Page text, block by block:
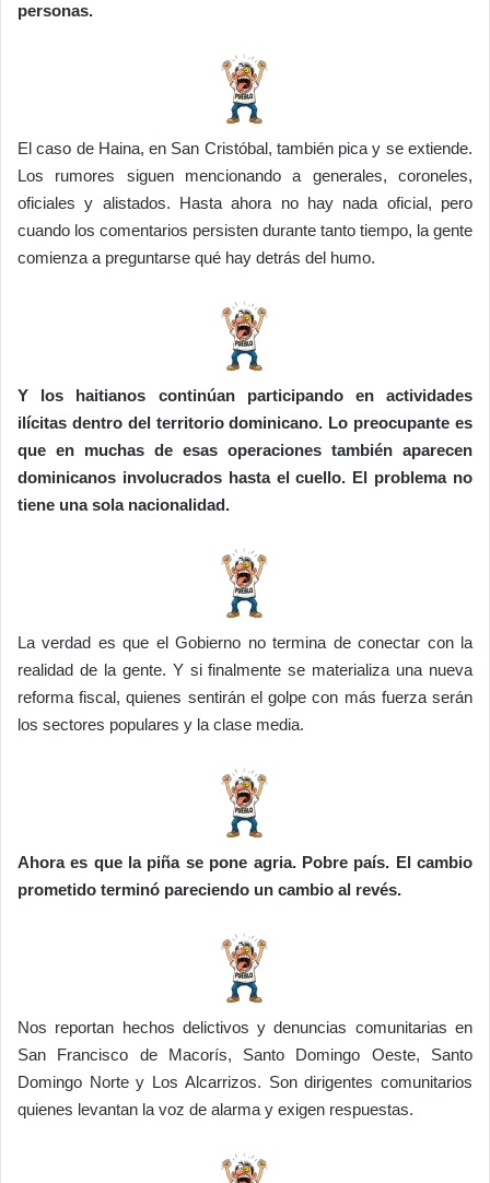
personas.
El caso de Haina, en San Cristóbal, también pica y se extiende.
Los rumores siguen mencionando a generales, coroneles,
oficiales y alistados. Hasta ahora no hay nada oficial, pero
cuando los comentarios persisten durante tanto tiempo, la gente
comienza a preguntarse qué hay detrás del humo.
Y los haitianos continúan participando en actividades
ilícitas dentro del territorio dominicano. Lo preocupante es
que en muchas de esas operaciones también aparecen
dominicanos involucrados hasta el cuello. El problema no
tiene una sola nacionalidad.
La verdad es que el Gobierno no termina de conectar con la
realidad de la gente. Y si finalmente se materializa una nueva
reforma fiscal, quienes sentirán el golpe con más fuerza serán
los sectores populares y la clase media.
Ahora es que la piña se pone agria. Pobre país. El cambio
prometido terminó pareciendo un cambio al revés.
Nos reportan hechos delictivos y denuncias comunitarias en
San Francisco de Macorís, Santo Domingo Oeste, Santo
Domingo Norte y Los Alcarrizos. Son dirigentes comunitarios
quienes levantan la voz de alarma y exigen respuestas.